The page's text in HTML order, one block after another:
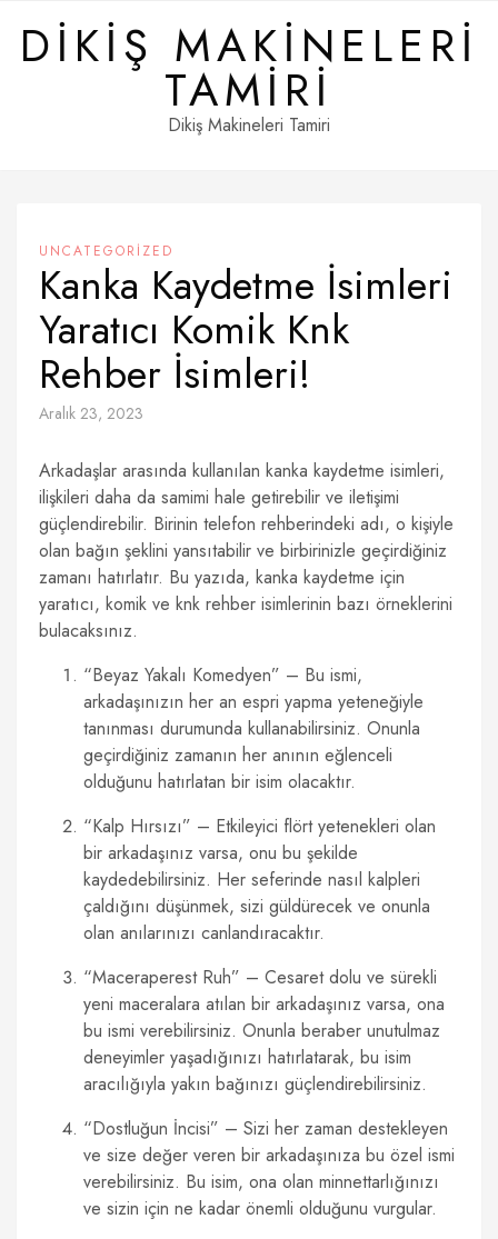
contentDIKIŞ MAKINELERI
TAMIRI
Dikiş Makineleri Tamiri
UNCATEGORIZED
Kanka Kaydetme İsimleri
Yaratıcı Komik Knk
Rehber İsimleri!
Aralık 23, 2023
Arkadaşlar arasında kullanılan kanka kaydetme isimleri,
ilişkileri daha da samimi hale getirebilir ve iletişimi
güçlendirebilir. Birinin telefon rehberindeki adı, o kişiyle
olan bağın şeklini yansıtabilir ve birbirinizle geçirdiğiniz
zamanı hatırlatır. Bu yazıda, kanka kaydetme için
yaratıcı, komik ve knk rehber isimlerinin bazı örneklerini
bulacaksınız.
“Beyaz Yakalı Komedyen” – Bu ismi,
arkadaşınızın her an espri yapma yeteneğiyle
tanınması durumunda kullanabilirsiniz. Onunla
geçirdiğiniz zamanın her anının eğlenceli
olduğunu hatırlatan bir isim olacaktır.
“Kalp Hırsızı” – Etkileyici flört yetenekleri olan
bir arkadaşınız varsa, onu bu şekilde
kaydedebilirsiniz. Her seferinde nasıl kalpleri
çaldığını düşünmek, sizi güldürecek ve onunla
olan anılarınızı canlandıracaktır.
“Maceraperest Ruh” – Cesaret dolu ve sürekli
yeni maceralara atılan bir arkadaşınız varsa, ona
bu ismi verebilirsiniz. Onunla beraber unutulmaz
deneyimler yaşadığınızı hatırlatarak, bu isim
aracılığıyla yakın bağınızı güçlendirebilirsiniz.
“Dostluğun İncisi” – Sizi her zaman destekleyen
ve size değer veren bir arkadaşınıza bu özel ismi
verebilirsiniz. Bu isim, ona olan minnettarlığınızı
ve sizin için ne kadar önemli olduğunu vurgular.